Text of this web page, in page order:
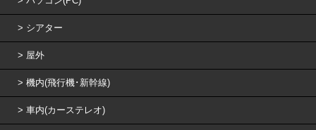
シアター
屋外
機内(飛行機･新幹線)
車内(カーステレオ)